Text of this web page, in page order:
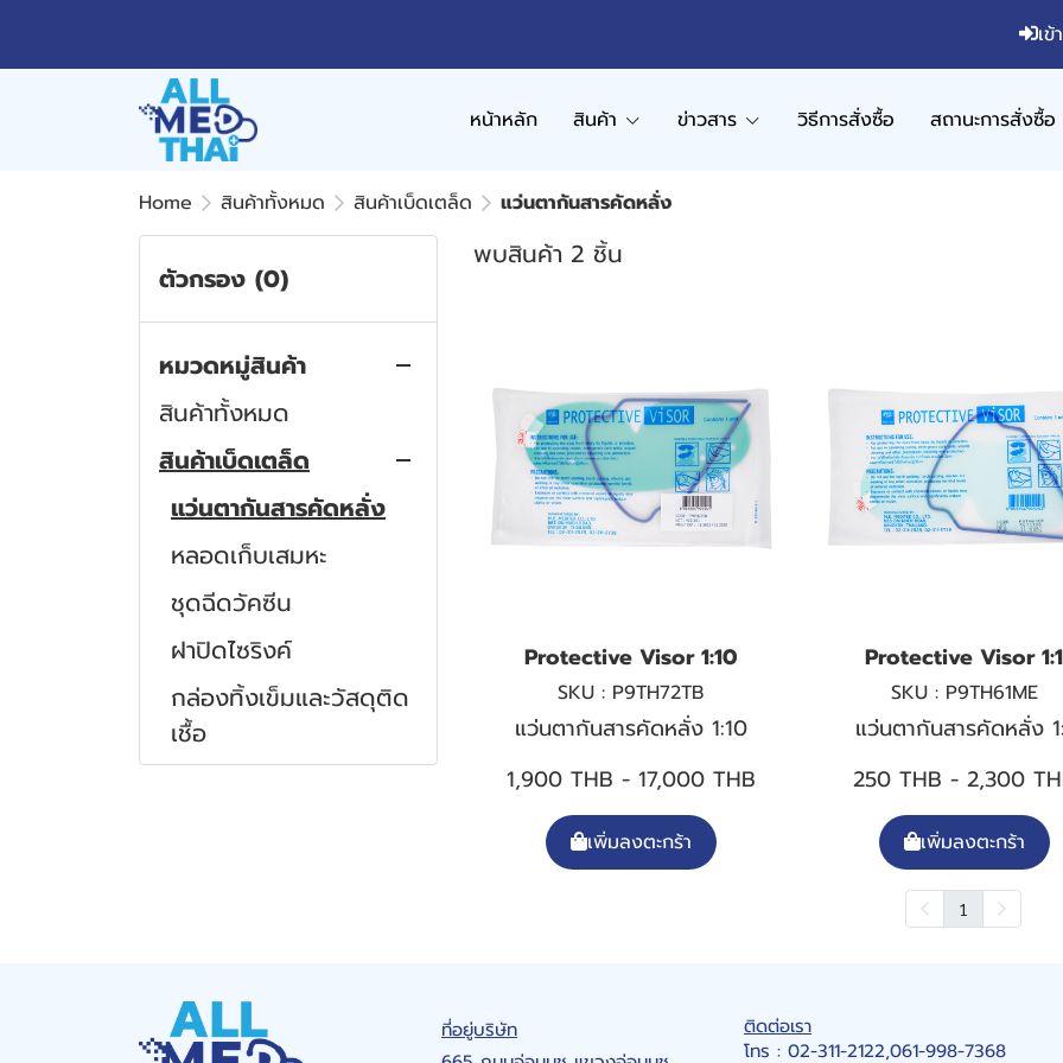
เข้
หน้าหลัก สินค้า ข่าวสาร วิธีการสั่งซื้อ สถานะการสั่งซื้อ
Home สินค้าทั้งหมด สินค้าเบ็ดเตล็ด แว่นตากันสารคัดหลั่ง
ตัวกรอง (0)
หมวดหมู่สินค้า
สินค้าทั้งหมด
สินค้าเบ็ดเตล็ด
แว่นตากันสารคัดหลั่ง
หลอดเก็บเสมหะ
ชุดฉีดวัคซีน
ฝาปิดไซริงค์
กล่องทิ้งเข็มและวัสดุติด
เชื้อ
ข้อต่อสามทาง
อาหารสำเร็จรูป
สายให้อาหาร
คอนโทรล
ชุดดูดเสมหะ
ถุงเก็บปัสสาวะ
พบสินค้า 2 ชิ้น
Protective Visor 1:10
SKU : P9TH72TB
แว่นตากันสารคัดหลั่ง 1:10
1,900 THB - 17,000 THB
เพิ่มลงตะกร้า
Protective Visor 1:1
SKU : P9TH61ME
แว่นตากันสารคัดหลั่ง
250 THB - 2,300
เพิ่มลงตะกร้า
1
ที่อยู่บริษัท
ติดต่อเรา
โทร : 02-311-2122,061-998-7368